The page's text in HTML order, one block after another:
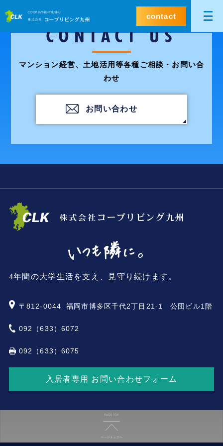
contact
CONTACT US
マンション経営、土地活用等各種ご相談・お問い合
わせ
お問い合わせ
4年間の大学生活を支え、見守り続けます。
〒812-0044 福岡市博多区千代2丁目21-1 公団ビル1階
092（633）6072
092（633）6075
入居者専用 お問い合わせフォーム